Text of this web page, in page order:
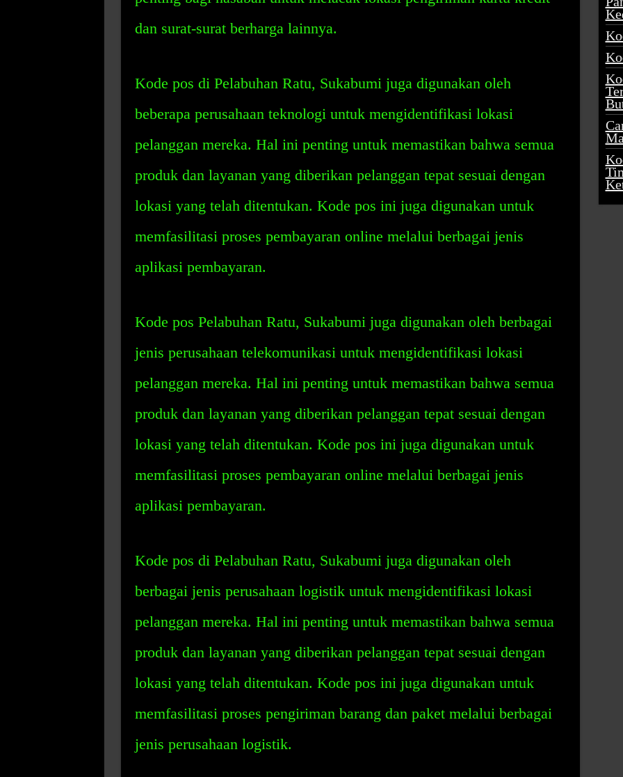
dan surat-surat berharga lainnya.
Kode pos di Pelabuhan Ratu, Sukabumi juga digunakan oleh
beberapa perusahaan teknologi untuk mengidentifikasi lokasi
pelanggan mereka. Hal ini penting untuk memastikan bahwa semua
produk dan layanan yang diberikan pelanggan tepat sesuai dengan
lokasi yang telah ditentukan. Kode pos ini juga digunakan untuk
memfasilitasi proses pembayaran online melalui berbagai jenis
aplikasi pembayaran.
Kode pos Pelabuhan Ratu, Sukabumi juga digunakan oleh berbagai
jenis perusahaan telekomunikasi untuk mengidentifikasi lokasi
pelanggan mereka. Hal ini penting untuk memastikan bahwa semua
produk dan layanan yang diberikan pelanggan tepat sesuai dengan
lokasi yang telah ditentukan. Kode pos ini juga digunakan untuk
memfasilitasi proses pembayaran online melalui berbagai jenis
aplikasi pembayaran.
Kode pos di Pelabuhan Ratu, Sukabumi juga digunakan oleh
berbagai jenis perusahaan logistik untuk mengidentifikasi lokasi
pelanggan mereka. Hal ini penting untuk memastikan bahwa semua
produk dan layanan yang diberikan pelanggan tepat sesuai dengan
lokasi yang telah ditentukan. Kode pos ini juga digunakan untuk
memfasilitasi proses pengiriman barang dan paket melalui berbagai
jenis perusahaan logistik.